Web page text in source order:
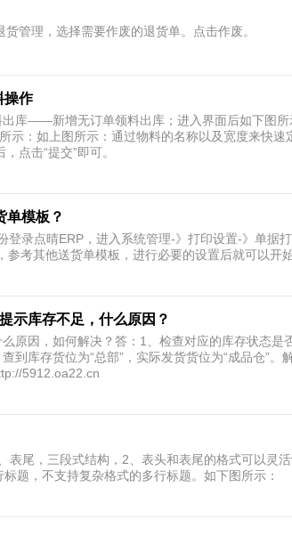
管理，选择需要作废的退货单。点击作废。
操作
——新增无订单领料出库；进入界面后如下图所
示：如上图所示：通过物料的名称以及宽度来快速
点击“提交”即可。
单模板？
录点晴ERP，进入系统管理-》打印设置-》单据打
参考其他送货单模板，进行必要的设置后就可以开
示库存不足，什么原因？
原因，如何解决？答：1、检查对应的库存状态是
到库存货位为“总部”，实际发货货位为“成品仓”。
5912.oa22.cn
尾，三段式结构，2、表头和表尾的格式可以灵
题，不支持复杂格式的多行标题。如下图所示：